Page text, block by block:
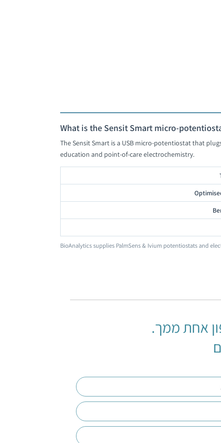
What is the Sensit Smart micro-
The Sensit Smart is a USB micro-potentiostat that
education and point-of-care electrochemistry.
BioAnalytics supplies PalmSens & Ivium potentiostats and
אחת ממך.